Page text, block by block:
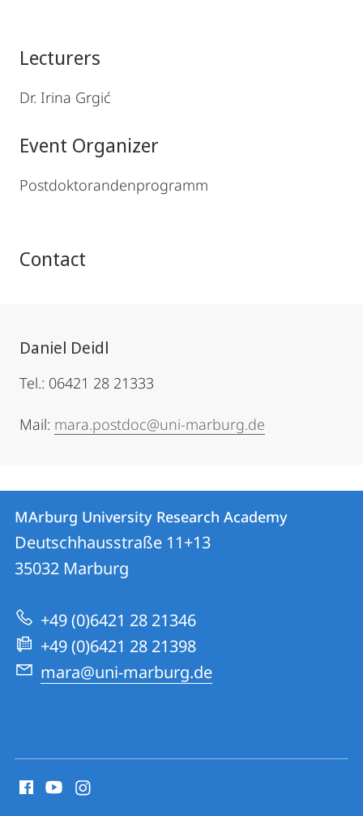
Lecturers
Dr. Irina Grgić
Event Organizer
Postdoktorandenprogramm
Contact
Daniel Deidl
Tel.: 06421 28 21333
Mail: mara.postdoc@uni-marburg.de
Contact
Contact
details
MArburg
Research
Academy
MArburg University Research Academy
Deutschhausstraße 11+13
35032 Marburg
+49 (0)6421 28 21346
+49 (0)6421 28 21398
mara@uni-marburg.de
media